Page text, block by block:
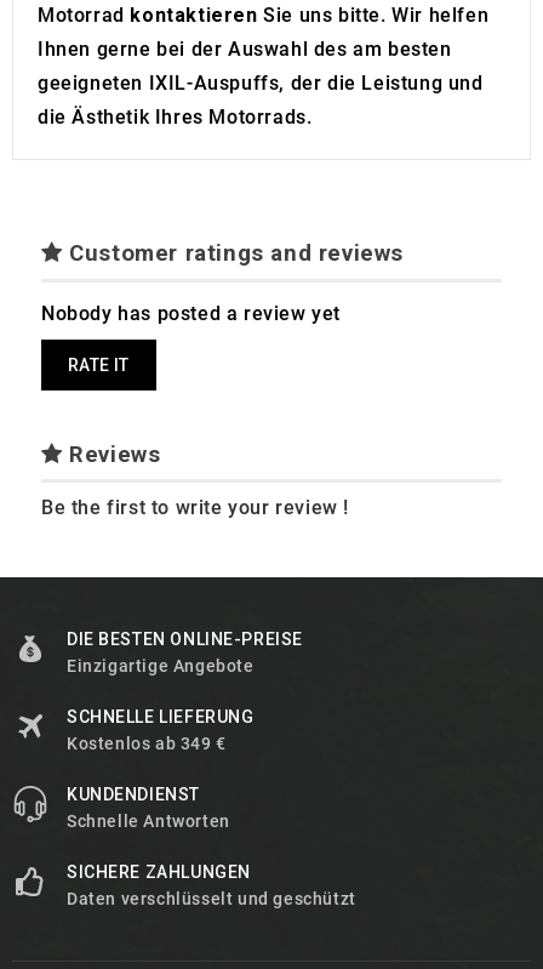
Motorrad kontaktieren Sie uns bitte. Wir helfen
Ihnen gerne bei der Auswahl des am besten
geeigneten IXIL-Auspuffs, der die Leistung und
die Ästhetik Ihres Motorrads.
Customer ratings and reviews
Nobody has posted a review yet
RATE IT
Reviews
Be the first to write your review !
DIE BESTEN ONLINE-PREISE
Einzigartige Angebote
SCHNELLE LIEFERUNG
Kostenlos ab 349 €
KUNDENDIENST
Schnelle Antworten
SICHERE ZAHLUNGEN
Daten verschlüsselt und geschützt